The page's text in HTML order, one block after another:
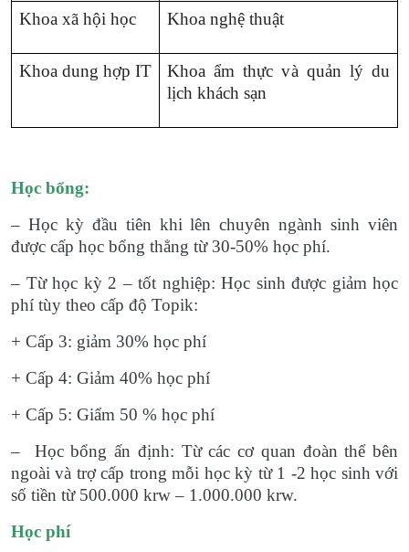
Khoa xã hội học Khoa nghệ thuật
Khoa dung hợp IT
Khoa ẩm thực và quản lý du
lịch khách sạn
Học bổng:
– Học kỳ đầu tiên khi lên chuyên ngành sinh viên
được cấp học bổng thẳng từ 30-50% học phí.
– Từ học kỳ 2 – tốt nghiệp: Học sinh được giảm học
phí tùy theo cấp độ Topik:
+ Cấp 3: giảm 30% học phí
+ Cấp 4: Giảm 40% học phí
+ Cấp 5: Giẩm 50 % học phí
– Học bổng ấn định: Từ các cơ quan đoàn thể bên
ngoài và trợ cấp trong mỗi học kỳ từ 1 -2 học sinh với
số tiền từ 500.000 krw – 1.000.000 krw.
Học phí